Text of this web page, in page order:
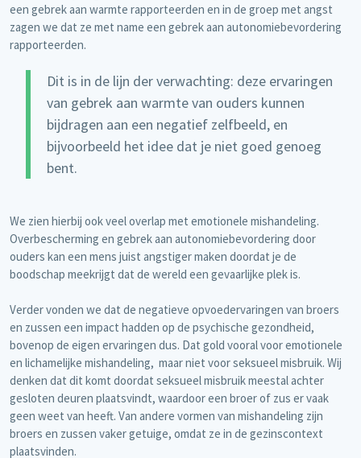
een gebrek aan warmte rapporteerden en in de groep met angst
zagen we dat ze met name een gebrek aan autonomiebevordering
rapporteerden.
Dit is in de lijn der verwachting: deze ervaringen
van gebrek aan warmte van ouders kunnen
bijdragen aan een negatief zelfbeeld, en
bijvoorbeeld het idee dat je niet goed genoeg
bent.
We zien hierbij ook veel overlap met emotionele mishandeling.
Overbescherming en gebrek aan autonomiebevordering door
ouders kan een mens juist angstiger maken doordat je de
boodschap meekrijgt dat de wereld een gevaarlijke plek is.
Verder vonden we dat de negatieve opvoedervaringen van broers
en zussen een impact hadden op de psychische gezondheid,
bovenop de eigen ervaringen dus. Dat gold vooral voor emotionele
en lichamelijke mishandeling, maar niet voor seksueel misbruik. Wij
denken dat dit komt doordat seksueel misbruik meestal achter
gesloten deuren plaatsvindt, waardoor een broer of zus er vaak
geen weet van heeft. Van andere vormen van mishandeling zijn
broers en zussen vaker getuige, omdat ze in de gezinscontext
plaatsvinden.